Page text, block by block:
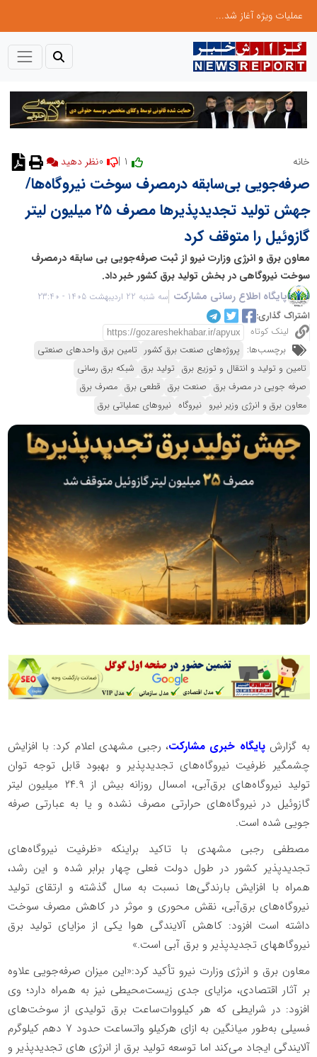
عملیات ویژه آغاز شد...
خانه نظر دهید
صرفه‌جویی بی‌سابقه درمصرف سوخت نیروگاه‌ها/
جهش تولید تجدیدپذیرها مصرف ۲۵ میلیون لیتر
گازوئیل را متوقف کرد
معاون برق و انرژی وزارت نیرو از ثبت صرفه‌جویی بی سابقه درمصرف
سوخت نیروگاهی در بخش تولید برق کشور خبر داد.
پایگاه اطلاع رسانی مشارکت سه شنبه 22 اردیبهشت 1405 - 23:40
اشتراک گذاری:
لینک کوتاه
برچسب‌ها: پروژه‌های صنعت برق کشور تامین برق واحدهای صنعتی
تامین و تولید و انتقال و توزیع برق تولید برق شبکه برق رسانی
صرفه جویی در مصرف برق صنعت برق قطعی برق مصرف برق
معاون برق و انرژی وزیر نیرو نیروگاه نیروهای عملیاتی برق
به گزارش پایگاه خبری مشارکت، رجبی مشهدی اعلام کرد: با افزایش
چشمگیر ظرفیت نیروگاه‌های تجدیدپذیر و بهبود قابل توجه توان
تولید نیروگاه‌های برق‌آبی، امسال روزانه بیش از ۲۴.۹ میلیون لیتر
گازوئیل در نیروگاه‌های حرارتی مصرف نشده و یا به عبارتی صرفه
جویی شده است.
مصطفی رجبی مشهدی با تاکید براینکه «ظرفیت نیروگاه‌های
تجدیدپذیر کشور در طول دولت فعلی چهار برابر شده و این رشد،
همراه با افزایش بارندگی‌ها نسبت به سال گذشته و ارتقای تولید
نیروگاه‌های برق‌آبی، نقش محوری و موثر در کاهش مصرف سوخت‌
داشته است افزود: کاهش آلایندگی هوا یکی از مزایای تولید برق
نیروگاههای تجدیدپذیر و برق آبی است.»
معاون برق و انرژی وزارت نیرو تأکید کرد:«این میزان صرفه‌جویی علاوه
بر آثار اقتصادی، مزایای جدی زیست‌محیطی نیز به همراه دارد؛ وی
افزود: در شرایطی که هر کیلووات‌ساعت برق تولیدی از سوخت‌های
فسیلی به‌طور میانگین به ازای هرکیلو واتساعت حدود ۷ دهم کیلوگرم
آلایندگی ایجاد می‌کند اما توسعه تولید برق از انرژی های تجدیدپذیر و